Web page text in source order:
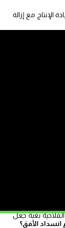
الأفق؟
الإنتاج مع إزالة
سياسات عمومية
مختلف أنواع
والفرنسية،
المستدامة.
ريادة الأعمال
بغية جعل